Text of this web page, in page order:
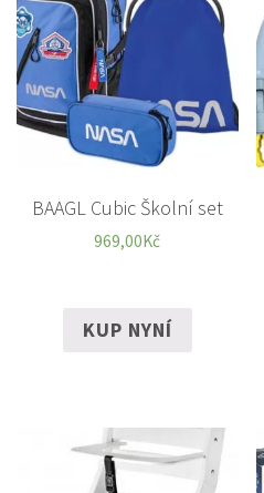
BAAGL Cubic Školní set
969,00Kč
KUP NYNÍ